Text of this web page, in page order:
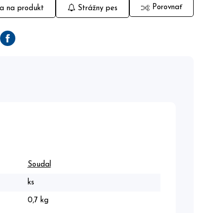
na produkt Strážny pes Porovnať
Facebook
Soudal
ks
0,7 kg